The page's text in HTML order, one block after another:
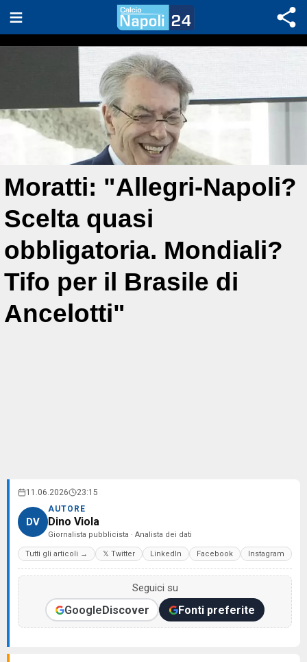
Moratti: "Allegri-Napoli?
Scelta quasi
obbligatoria. Mondiali?
Tifo per il Brasile di
Ancelotti"
11.06.2026 23:15
DV
AUTORE
Dino Viola
Giornalista pubblicista · Analista dei dati
Tutti gli articoli → 𝕏 Twitter LinkedIn Facebook Instagram
Seguici su
GoogleDiscover Fonti preferite